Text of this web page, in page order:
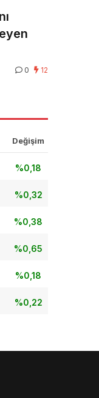
0 12
Değişim
%0,18
%0,32
%0,38
%0,65
%0,18
%0,22